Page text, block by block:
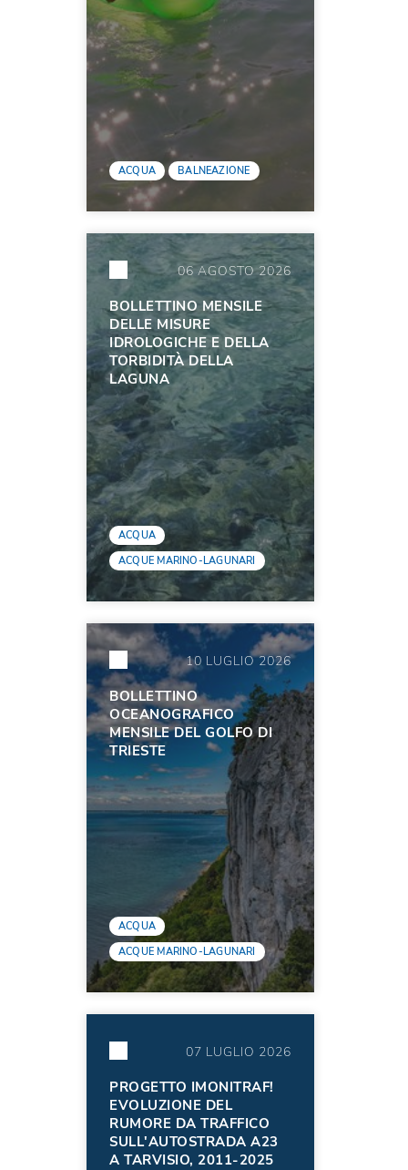
ACQUA BALNEAZIONE
06 AGOSTO 2026
BOLLETTINO MENSILE
DELLE MISURE
IDROLOGICHE E DELLA
TORBIDITÀ DELLA
LAGUNA
ACQUA
ACQUE MARINO-LAGUNARI
10 LUGLIO 2026
BOLLETTINO
OCEANOGRAFICO
MENSILE DEL GOLFO DI
TRIESTE
ACQUA
ACQUE MARINO-LAGUNARI
07 LUGLIO 2026
PROGETTO IMONITRAF!
EVOLUZIONE DEL
RUMORE DA TRAFFICO
SULL'AUTOSTRADA A23
A TARVISIO, 2011-2025